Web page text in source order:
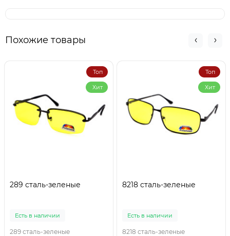
Похожие товары
Топ
Хит
289 сталь-зеленые
Есть в наличии
289 сталь-зеленые
Топ
Хит
8218 сталь-зеленые
Есть в наличии
8218 сталь-зеленые